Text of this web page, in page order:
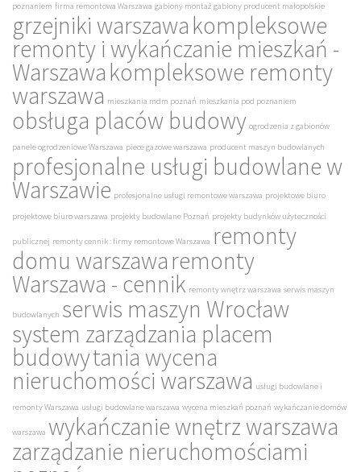
poznaniem firma remontowa Warszawa gabiony montaż gabiony producent małopolskie
grzejniki warszawakompleksowe
remonty i wykańczanie mieszkań -
Warszawakompleksowe remonty
warszawa mieszkania mdm poznań mieszkania pod poznaniem
obsługa placów budowy ogrodzenia z gabionów
panele ogrodzeniowe Warszawa piece gazowe warszawa producent maszyn budowlanych
profesjonalne usługi budowlane w
Warszawie profesjonalne usługi remontowe warszawa projektowe biuro
projektowe biuro warszawa projekty budowlane Poznań projekty budynków użyteczności
publicznej remonty cennik : firmy remontowe Warszawa remonty
domu warszawaremonty
Warszawa - cennik remonty wnętrz warszawa serwis maszyn
budowlanych serwis maszyn Wrocław
system zarządzania placem
budowytania wycena
nieruchomości warszawa usługi budowlane i
remonty Warszawa usługi budowlane warszawa wycena mieszkań poznań wykańczanie domów
warszawa wykańczanie wnętrz warszawa
zarządzanie nieruchomościami